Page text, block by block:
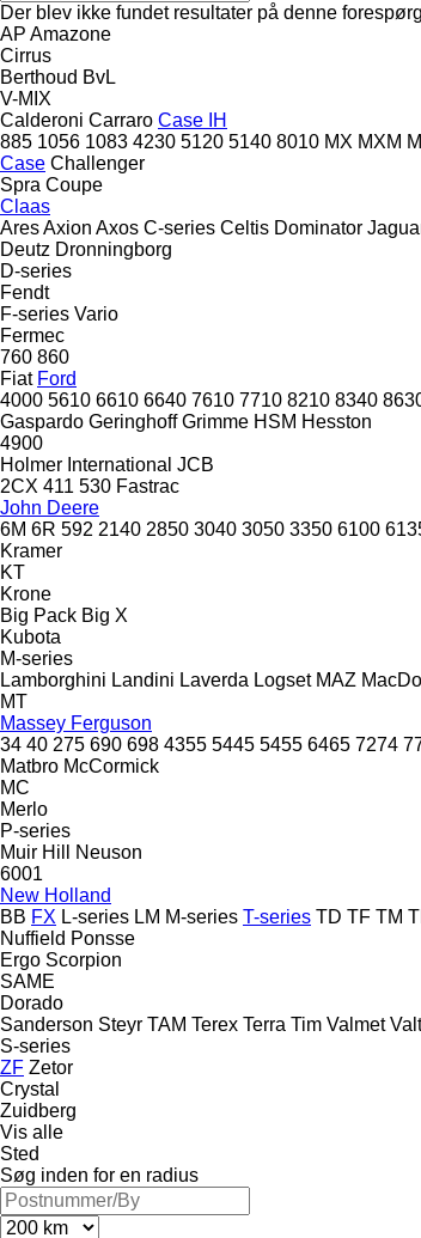
Der blev ikke fundet resultater på denne
AP Amazone
Cirrus
Berthoud BvL
V-MIX
Calderoni Carraro Case IH
885 1056 1083 4230 5120 5140 8010 MX MXM
Case Challenger
Spra Coupe
Claas
AresAxion Axos C-series Celtis Dominator
Deutz Dronningborg
D-series
Fendt
F-series Vario
Fermec
760 860
Fiat Ford
4000 5610 6610 6640 7610 7710 8210 8340
Gaspardo Geringhoff Grimme HSM Hesston
4900
Holmer International JCB
2CX 411 530 Fastrac
John Deere
6M 6R 592 2140 2850 3040 3050 3350 6100
Kramer
KT
Krone
Big Pack Big X
Kubota
M-series
Lamborghini Landini Laverda Logset MAZ
MT
Massey Ferguson
34 40 275 690 698 4355 5445 5455 6465 7274
Matbro McCormick
MC
Merlo
P-series
Muir Hill
Neuson
6001
New Holland
BB FX L-series LM M-series T-series TD TF TM
Nuffield Ponsse
Ergo Scorpion
SAME
Dorado
Sanderson Steyr TAM Terex Terra Tim Valmet
S-series
ZF Zetor
Crystal
Zuidberg
Vis alle
Sted
Søg inden for en radius